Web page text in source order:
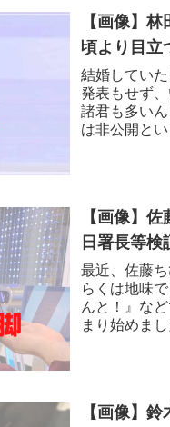
【画像】
頃より目立
結婚してい
発表もせず
諸君も多い
は非公開と
【画像】
日署長等検
最近、佐藤
らくは地味
んと！』な
まり始めま
【画像】